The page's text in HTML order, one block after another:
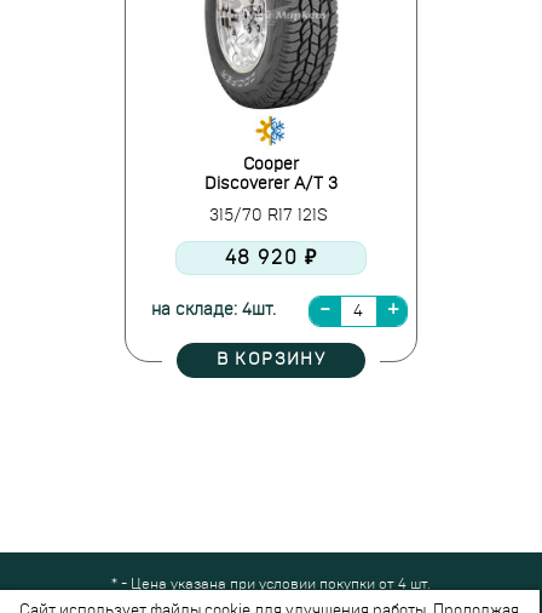
Cooper
Discoverer A/T 3
315/70 R17 121S
48 920 ₽
на складе: 4шт.
В КОРЗИНУ
* - Цена указана при условии покупки от 4 шт.
Все права защищены © 2024-2026,Шинный Маркет(ООО "Безопасные